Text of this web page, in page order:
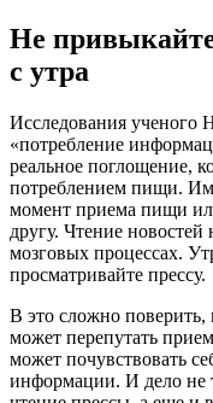
Не
с утра
Исследования ученого
«потребление
реальное поглощение,
потреблением пищи.
момент приема пищи
другу. Чтение новостей
мозговых процессах.
просматривайте прессу.
В это сложно
может перепутать
может почувствовать
информации. И дело не